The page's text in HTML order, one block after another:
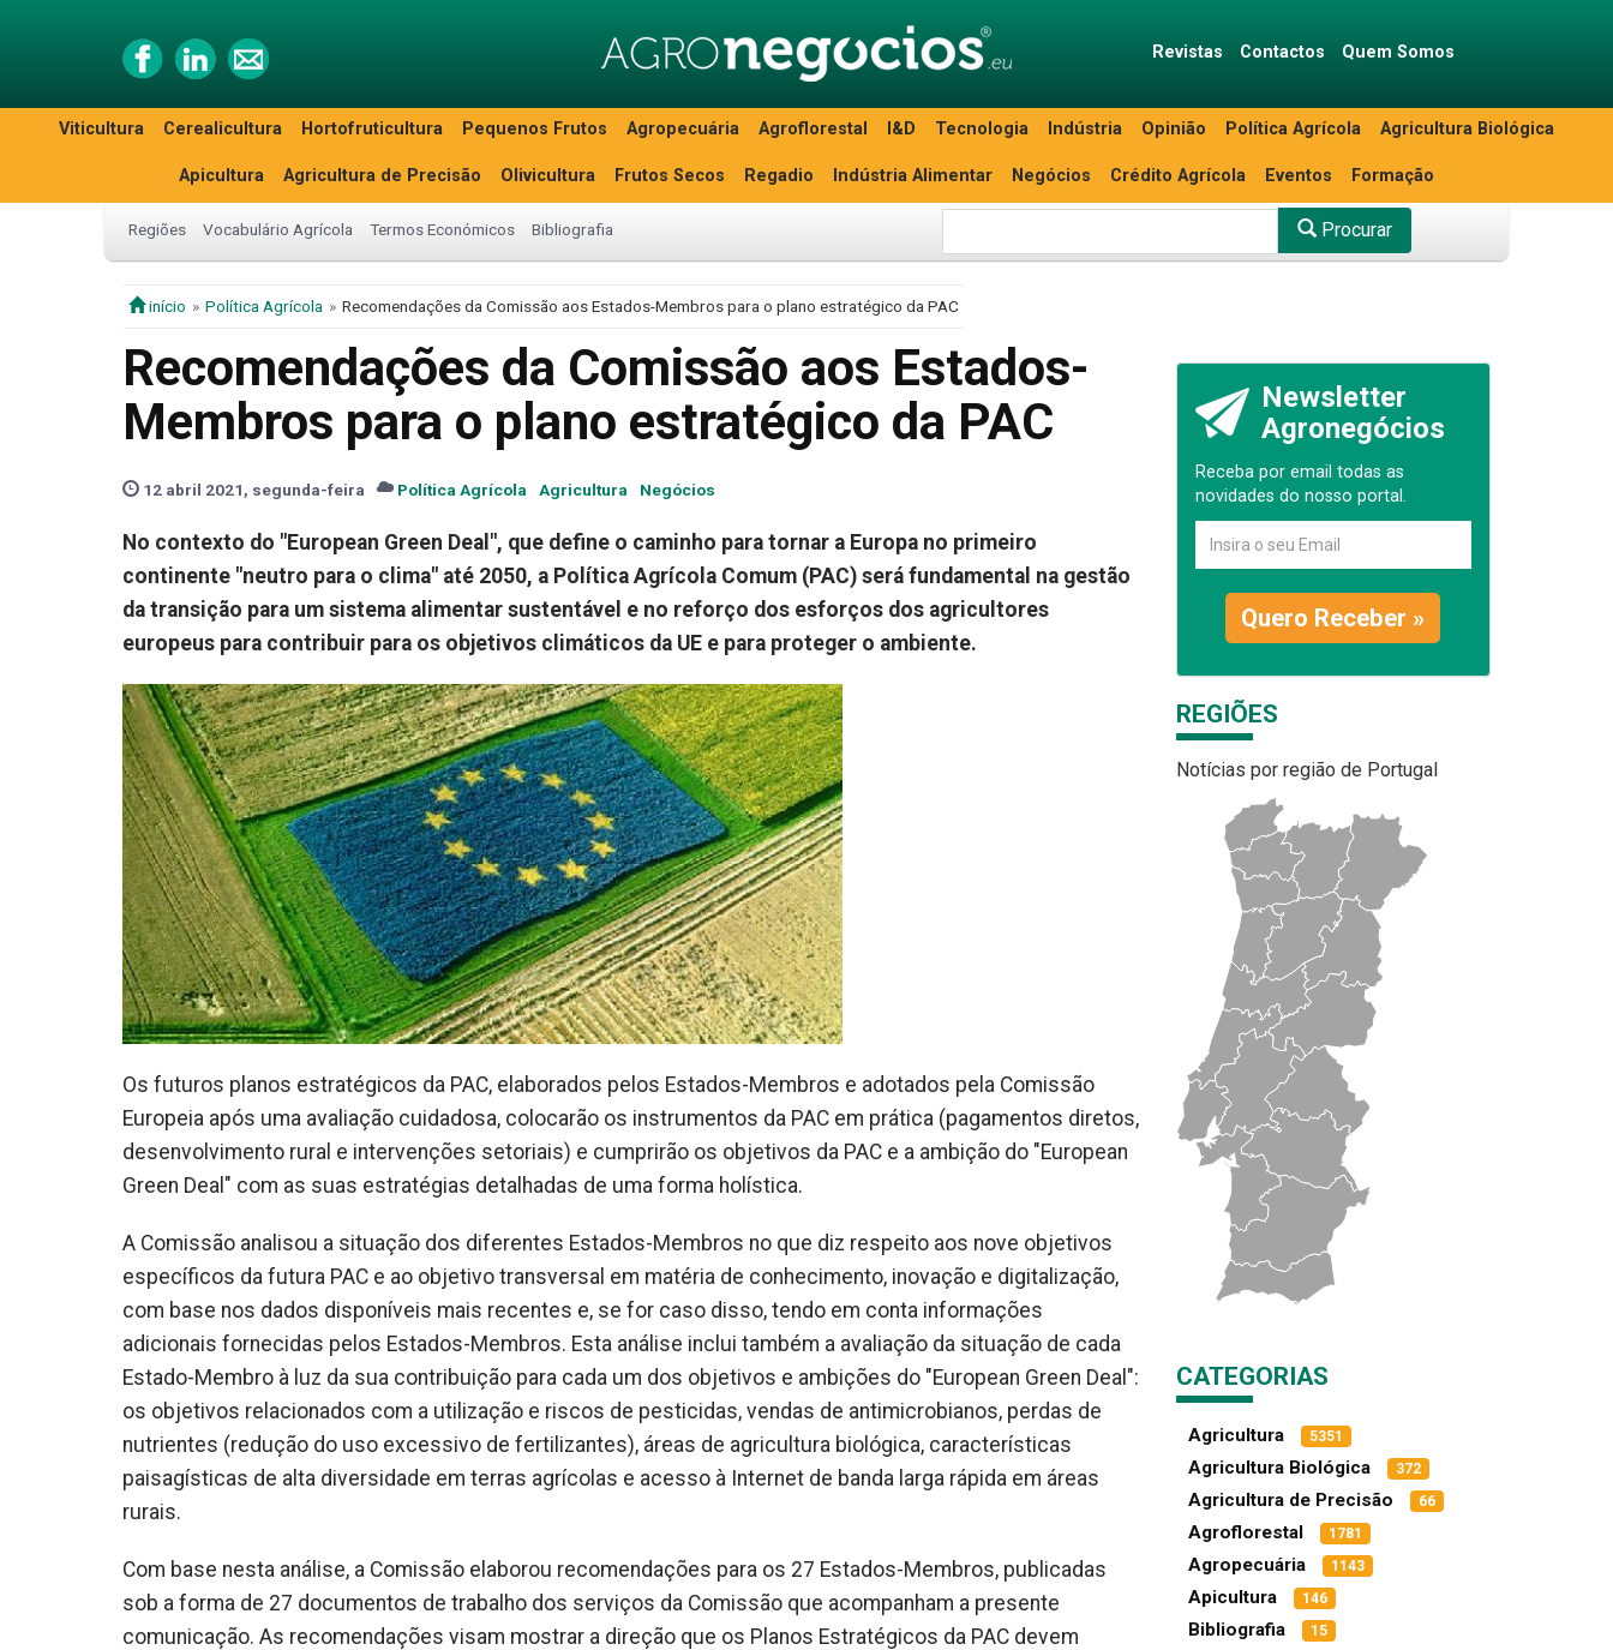
Revistas Contactos Quem Somos
Viticultura Cerealicultura Hortofruticultura Pequenos Frutos Agropecuária Agroflorestal I&D Tecnologia Indústria Opinião Política Agrícola Agricultura Biológica
Apicultura Agricultura de Precisão Olivicultura Frutos Secos Regadio Indústria Alimentar Negócios Crédito Agrícola Eventos Formação
Regiões Vocabulário Agrícola Termos Económicos Bibliografia Procurar
início Política Agrícola Recomendações da Comissão aos Estados-Membros para o plano estratégico da PAC
Recomendações da Comissão aos Estados-
Membros para o plano estratégico da PAC
12 abril 2021, segunda-feira Política Agrícola Agricultura Negócios
No contexto do "European Green Deal", que define o caminho para tornar a Europa no primeiro
continente "neutro para o clima" até 2050, a Política Agrícola Comum (PAC) será fundamental na gestão
da transição para um sistema alimentar sustentável e no reforço dos esforços dos agricultores
europeus para contribuir para os objetivos climáticos da UE e para proteger o ambiente.
Os futuros planos estratégicos da PAC, elaborados pelos Estados-Membros e adotados pela Comissão
Europeia após uma avaliação cuidadosa, colocarão os instrumentos da PAC em prática (pagamentos diretos,
desenvolvimento rural e intervenções setoriais) e cumprirão os objetivos da PAC e a ambição do "European
Green Deal" com as suas estratégias detalhadas de uma forma holística.
A Comissão analisou a situação dos diferentes Estados-Membros no que diz respeito aos nove objetivos
específicos da futura PAC e ao objetivo transversal em matéria de conhecimento, inovação e digitalização,
com base nos dados disponíveis mais recentes e, se for caso disso, tendo em conta informações
adicionais fornecidas pelos Estados-Membros. Esta análise inclui também a avaliação da situação de cada
Estado-Membro à luz da sua contribuição para cada um dos objetivos e ambições do "European Green Deal":
os objetivos relacionados com a utilização e riscos de pesticidas, vendas de antimicrobianos, perdas de
nutrientes (redução do uso excessivo de fertilizantes), áreas de agricultura biológica, características
paisagísticas de alta diversidade em terras agrícolas e acesso à Internet de banda larga rápida em áreas
rurais.
Com base nesta análise, a Comissão elaborou recomendações para os 27 Estados-Membros, publicadas
sob a forma de 27 documentos de trabalho dos serviços da Comissão que acompanham a presente
comunicação. As recomendações visam mostrar a direção que os Planos Estratégicos da PAC devem
Newsletter
Agronegócios
Receba por email todas as
novidades do nosso portal.
Quero Receber »
REGIÕES
Notícias por região de Portugal
CATEGORIAS
Agricultura 5351
Agricultura Biológica 372
Agricultura de Precisão 66
Agroflorestal 1781
Agropecuária 1143
Apicultura 146
Bibliografia 15